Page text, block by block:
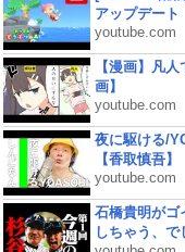
アップデート
youtube.com
【漫画】凡
画】
youtube.com
夜に駆ける/
【香取慎吾】
youtube.com
石橋貴明がゴ
しちゃう、